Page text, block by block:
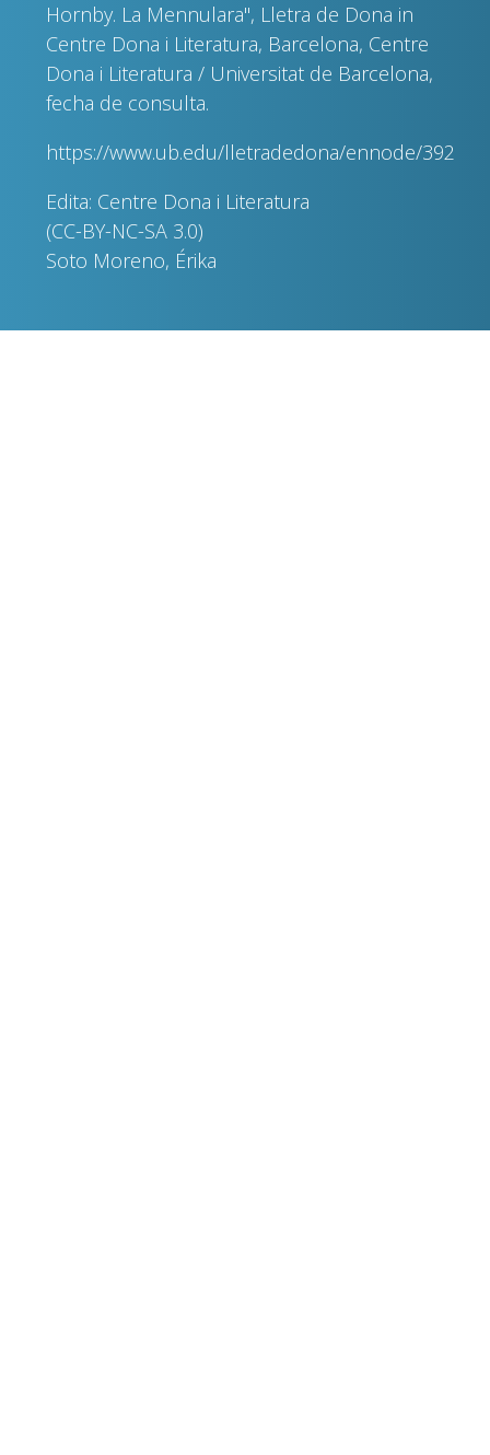
Hornby. La Mennulara", Lletra de Dona in
Centre Dona i Literatura, Barcelona, Centre
Dona i Literatura / Universitat de Barcelona,
fecha de consulta.
https://www.ub.edu/lletradedona/ennode/392
Edita: Centre Dona i Literatura
(CC-BY-NC-SA 3.0)
Soto Moreno, Érika